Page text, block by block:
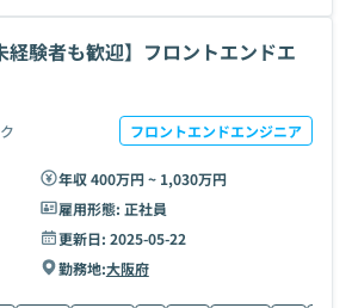
経験者も歓迎】フロントエンドエ
フロントエンドエンジニア
年収 400万円 ~ 1,030万円
雇用形態: 正社員
更新日: 2025-05-22
勤務地:大阪府